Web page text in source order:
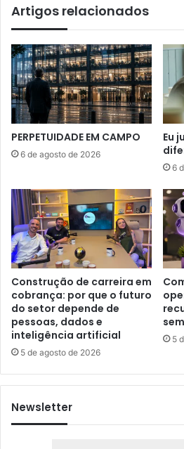
Artigos relacionados
PERPETUIDADE EM CAMPO
6 de agosto de 2026
Eu
6
Construção de carreira em
cobrança: por que o futuro
do setor depende de
pessoas, dados e
inteligência artificial
5 de agosto de 2026
5
Newsletter